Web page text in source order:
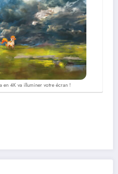
en 4K va illuminer votre écran !